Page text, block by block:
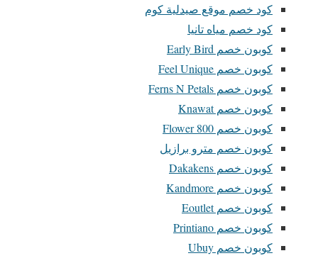
كود خصم موقع صيدلية كوم
كود خصم مياه تانيا
كوبون خصم Early Bird
كوبون خصم Feel Unique
كوبون خصم Ferns N Petals
كوبون خصم Knawat
كوبون خصم 800 Flower
كوبون خصم مترو برازيل
كوبون خصم Dakakens
كوبون خصم Kandmore
كوبون خصم Eoutlet
كوبون خصم Printiano
كوبون خصم Ubuy